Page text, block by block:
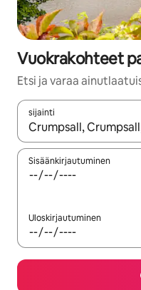
Vuokrakohteet
Etsi ja varaa
sijainti
Kun tulokset ovat
Sisäänkirjautuminen
Uloskirjautuminen